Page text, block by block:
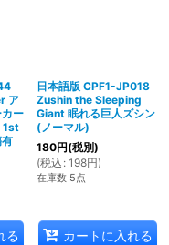
ア
ー
1st
る
日本語版 CPF1-JP018
Zushin the Sleeping
Giant 眠れる巨人ズシン
(ノーマル)
180円(税別)
(税込 : 198円)
在庫数 5点
カートに入れる